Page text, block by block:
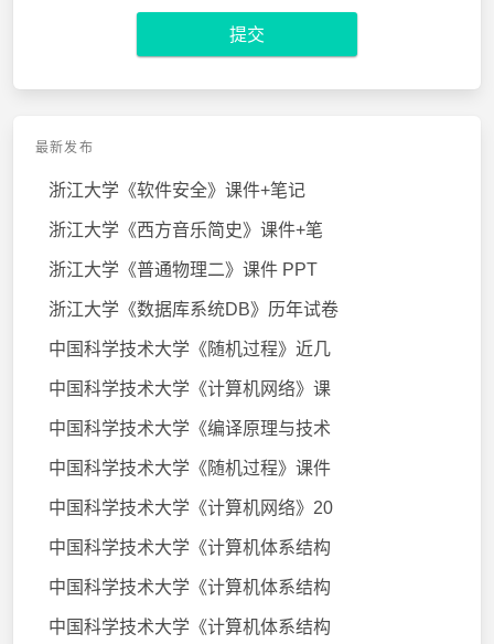
提交
最新发布
浙江大学《软件安全》课件+笔记
浙江大学《西方音乐简史》课件+笔
浙江大学《普通物理二》课件 PPT
浙江大学《数据库系统DB》历年试卷
中国科学技术大学《随机过程》近几
中国科学技术大学《计算机网络》课
中国科学技术大学《编译原理与技术
中国科学技术大学《随机过程》课件
中国科学技术大学《计算机网络》20
中国科学技术大学《计算机体系结构
中国科学技术大学《计算机体系结构
中国科学技术大学《计算机体系结构